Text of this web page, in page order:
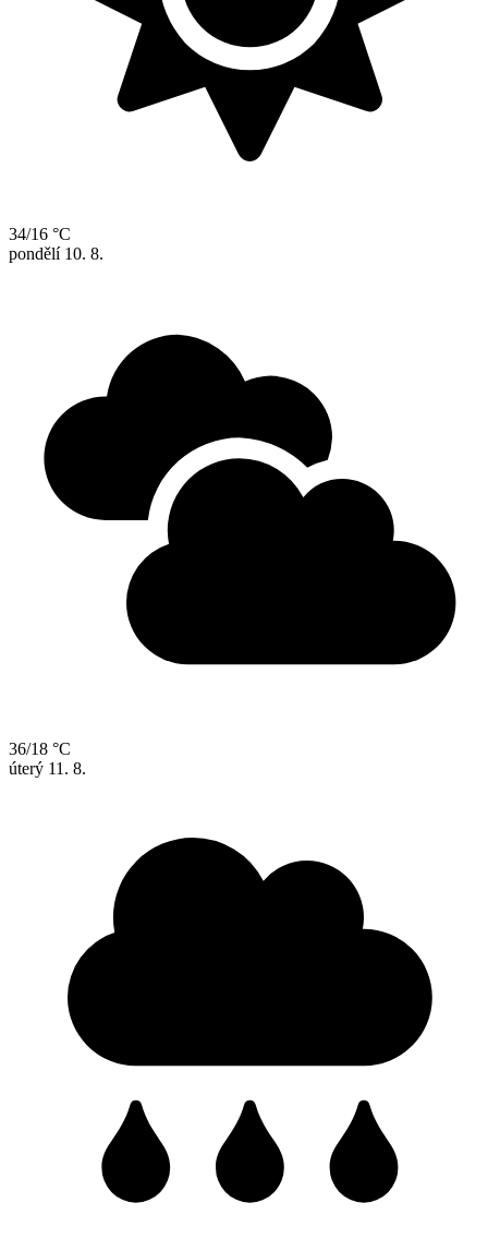
34/16 °C
pondělí 10. 8.
36/18 °C
úterý 11. 8.